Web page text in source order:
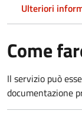
Ulteriori
Come
Il servizio può
documentazione